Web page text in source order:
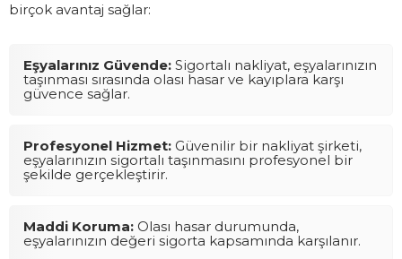
birçok avantaj sağlar:
Eşyalarınız Güvende: Sigortalı nakliyat, eşyalarınızın
taşınması sırasında olası hasar ve kayıplara karşı
güvence sağlar.
Profesyonel Hizmet: Güvenilir bir nakliyat şirketi,
eşyalarınızın sigortalı taşınmasını profesyonel bir
şekilde gerçekleştirir.
Maddi Koruma: Olası hasar durumunda,
eşyalarınızın değeri sigorta kapsamında karşılanır.